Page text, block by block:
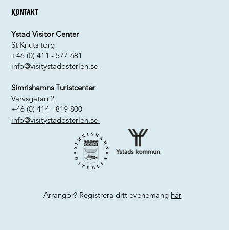
Kontakt
Ystad Visitor Center
St Knuts torg
+46 (0) 411 - 577 681
info@visitystadosterlen.se
Simrishamns Turistcenter
Varvsgatan 2
+46 (0) 414 - 819 800
info@visitystadosterlen.se
Arrangör? Registrera ditt evenemang här